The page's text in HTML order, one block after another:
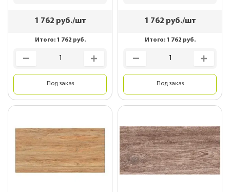
1 762 руб./шт
Итого: 1 762 руб.
Под заказ
1 762 руб./шт
Итого: 1 762 руб.
Под заказ